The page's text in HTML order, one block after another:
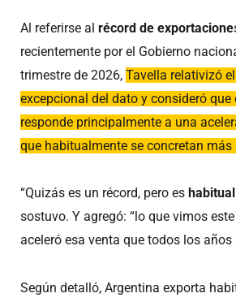
Al referirse al récord de exportacione
recientemente por el Gobierno
trimestre de 2026, Tavella relativizó
excepcional del dato y consideró que
responde principalmente a una
que habitualmente se concretan más
“Quizás es un récord, pero es
sostuvo. Y agregó: “lo que vimos
aceleró esa venta que todos los años
Según detalló, Argentina exporta